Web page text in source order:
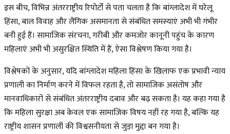
इस बीच, विभिन्न अंतरराष्ट्रीय रिपोर्टों से पता चलता है कि बांग्लादेश में घरेलू
हिंसा, बाल विवाह और लैंगिक असमानता से संबंधित समस्याएं अभी भी गंभीर
बनी हुई हैं। सामाजिक संरचना, गरीबी और कमजोर कानूनी पहुंच के कारण
महिलाएं अभी भी असुरक्षित स्थिति में हैं, ऐसा विश्लेषण किया गया है।
विश्लेषकों के अनुसार, यदि बांग्लादेश महिला हिंसा के खिलाफ एक प्रभावी न्याय
प्रणाली का निर्माण करने में विफल रहता है, तो सामाजिक असंतोष और
मानवाधिकारों से संबंधित अंतरराष्ट्रीय दबाव और बढ़ सकता है। यह कहा गया है
कि महिला सुरक्षा अब केवल एक सामाजिक विषय नहीं रह गया है, बल्कि यह
राष्ट्रीय शासन प्रणाली की विश्वसनीयता से जुड़ा मुद्दा बन गया है।